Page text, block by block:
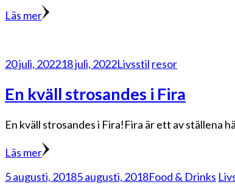
Läs mer
20 juli, 202218 juli, 2022Livsstil resor
En kväll strosandes i Fira
En kväll strosandes i Fira!Fira är ett av ställena
Läs mer
5 augusti, 20185 augusti, 2018Food & Drinks